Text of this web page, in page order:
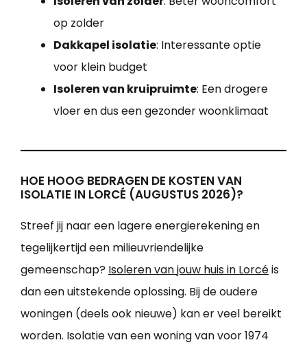
op zolder
Dakkapel isolatie: Interessante optie
voor klein budget
Isoleren van kruipruimte: Een drogere
vloer en dus een gezonder woonklimaat
HOE HOOG BEDRAGEN DE KOSTEN VAN
ISOLATIE IN LORCÉ (AUGUSTUS 2026)?
Streef jij naar een lagere energierekening en
tegelijkertijd een milieuvriendelijke
gemeenschap? Isoleren van jouw huis in Lorcéis
dan een uitstekende oplossing. Bij de oudere
woningen (deels ook nieuwe) kan er veel bereikt
worden. Isolatie van een woning van voor 1974